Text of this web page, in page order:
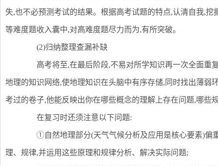
失,也不必预测考试的结果。根据高考试题的特点,认清自我,
等难度题收入囊中,对高难度题尽力而为,有所突破。
(2)归纳整理查漏补缺
高考将至,在最后阶段,不易对所学知识再一次全面重
地理的知识网络,使地理知识在头脑中有序存储,同时找出薄弱
考过的卷子,他能反映出你在哪些概念的理解上存在问题,哪些
在复习时还须注意以下问题:
①自然地理部分(天气气候分析及应用是核心要素)偏
理、规律,并运用这些原理和规律分析、解决实际问题;